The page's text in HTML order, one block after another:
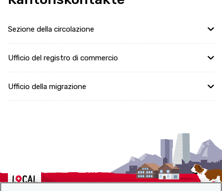
Sezione della circolazione
Ufficio del registro di commercio
Ufficio della migrazione
Localcities